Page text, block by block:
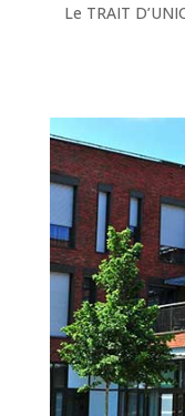
Le TRAIT